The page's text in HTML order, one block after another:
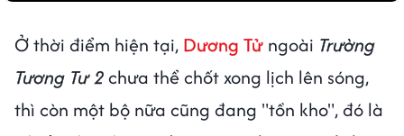
Ở thời điểm hiện tại, Dương Tử ngoài Trường
Tương Tư 2chưa thể chốt xong lịch lên sóng,
thì còn một bộ nữa cũng đang "tồn kho", đó là